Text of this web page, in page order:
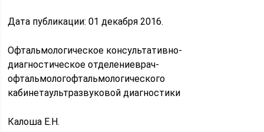
Дата публикации: 01 декабря 2016.
Офтальмологическое консультативно-
диагностическое отделениеврач-
офтальмологофтальмологического
кабинетаультразвуковой диагностики
Калоша Е.Н.